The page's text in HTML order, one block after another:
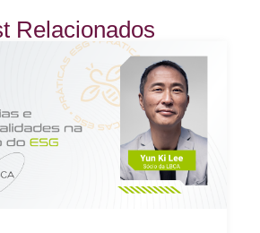
Relacionados